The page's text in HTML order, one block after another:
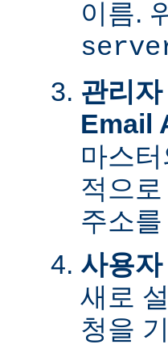
이름.
관리
Email
마스
적으
주소
사용
새로
청을